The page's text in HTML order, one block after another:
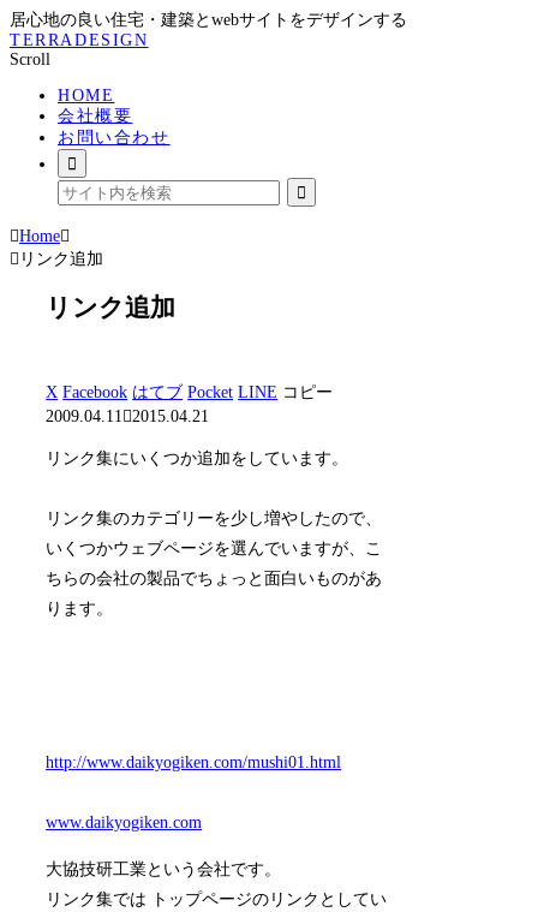
居心地の良い住宅・建築とwebサイトをデザインする
TERRADESIGN
Scroll
HOME
会社概要
お問い合わせ
Home
リンク追加
リンク追加
X Facebook はてブ Pocket LINE コピー
2009.04.11
2015.04.21
リンク集にいくつか追加をしています。
リンク集のカテゴリーを少し増やしたので、
いくつかウェブページを選んでいますが、こ
ちらの会社の製品でちょっと面白いものがあ
ります。
http://www.daikyogiken.com/mushi01.html
www.daikyogiken.com
大協技研工業という会社です。
リンク集では トップページのリンクとしてい